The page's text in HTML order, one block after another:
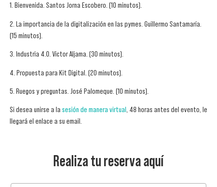
1. Bienvenida. Santos Jorna Escobero. (10 minutos).
2. La importancia de la digitalización en las pymes. Guillermo Santamaría.
(15 minutos).
3. Industria 4.0. Victor Aljama. (30 minutos).
4. Propuesta para Kit Digital. (20 minutos).
5. Ruegos y preguntas. José Palomeque. (10 minutos).
Si desea unirse a la sesión de manera virtual , 48 horas antes del evento, le
llegará el enlace a su email.
Realiza tu reserva aquí